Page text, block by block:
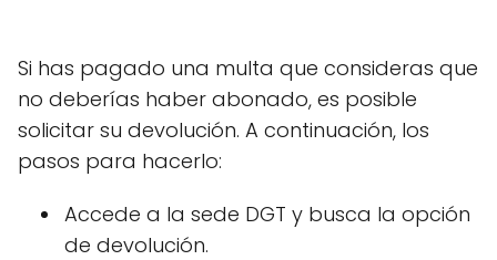
Si has pagado una multa que consideras que
no deberías haber abonado, es posible
solicitar su devolución. A continuación, los
pasos para hacerlo:
Accede a la sede DGT y busca la opción
de devolución.